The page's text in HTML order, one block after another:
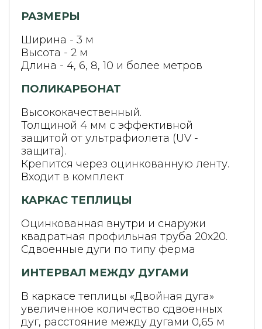
РАЗМЕРЫ
Ширина - 3 м
Высота - 2 м
Длина - 4, 6, 8, 10 и более метров
ПОЛИКАРБОНАТ
Высококачественный.
Толщиной 4 мм с эффективной
защитой от ультрафиолета (UV -
защита).
Крепится через оцинкованную ленту.
Входит в комплект
КАРКАС ТЕПЛИЦЫ
Оцинкованная внутри и снаружи
квадратная профильная труба 20х20.
Сдвоенные дуги по типу ферма
ИНТЕРВАЛ МЕЖДУ ДУГАМИ
В каркасе теплицы «Двойная дуга»
увеличенное количество сдвоенных
дуг, расстояние между дугами 0,65 м